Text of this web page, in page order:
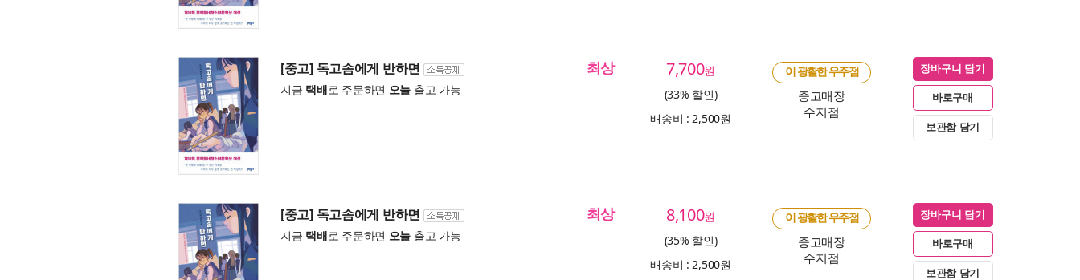
[중고] 독고솜에게 반하면
지금 택배로 주문하면 오늘 출고 가능
최상 7,700원
(33% 할인)
배송비 : 2,500원
이 광활한 우주점
중고매장
수지점
장바구니 담기
바로구매
보관함 담기
[중고] 독고솜에게 반하면
지금 택배로 주문하면 오늘 출고 가능
최상 8,100원
(35% 할인)
배송비 : 2,500원
이 광활한 우주점
중고매장
수지점
장바구니 담기
바로구매
보관함 담기